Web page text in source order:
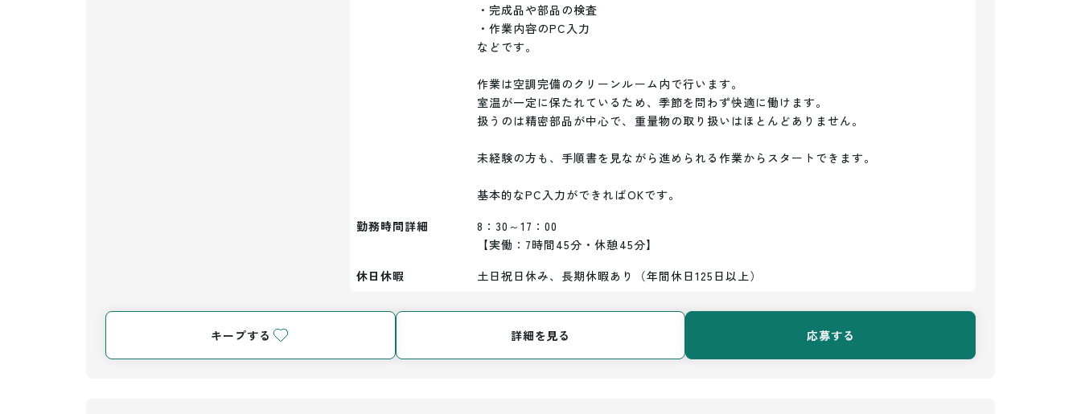
・完成品や部品の検査
・作業内容のPC入力
などです。
作業は空調完備のクリーンルーム内で行います。
室温が一定に保たれているため、季節を問わず快適に働けます。
扱うのは精密部品が中心で、重量物の取り扱いはほとんどありません。
未経験の方も、手順書を見ながら進められる作業からスタートできます。
勤務時間詳細
8：30～17：00
【実働：7時間45分・休憩45分】
休日休暇
土日祝日休み、長期休暇あり（年間休日125日以上）
キープする 詳細を見る 応募する